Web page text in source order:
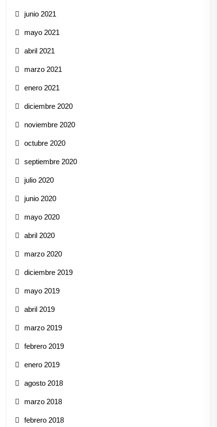
junio 2021
mayo 2021
abril 2021
marzo 2021
enero 2021
diciembre 2020
noviembre 2020
octubre 2020
septiembre 2020
julio 2020
junio 2020
mayo 2020
abril 2020
marzo 2020
diciembre 2019
mayo 2019
abril 2019
marzo 2019
febrero 2019
enero 2019
agosto 2018
marzo 2018
febrero 2018